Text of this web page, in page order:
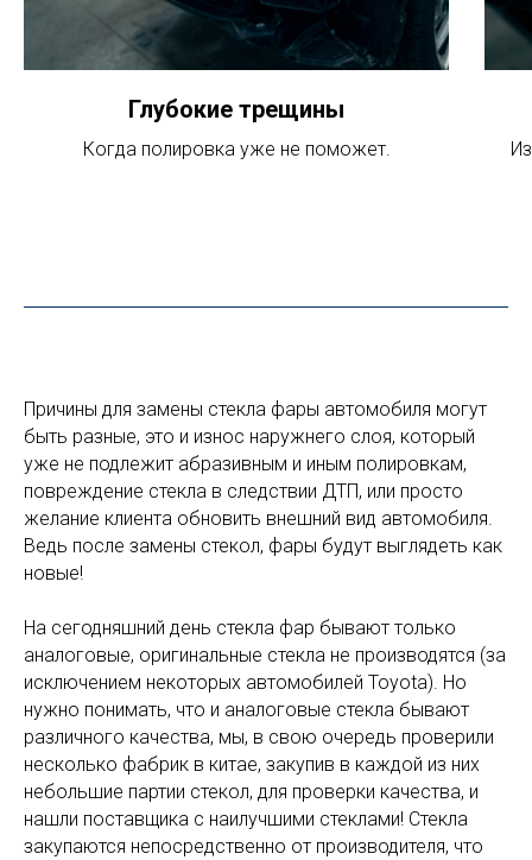
Глубокие трещины
Когда полировка уже не поможет.
Причины для замены стекла фары автомобиля могут
быть разные, это и износ наружнего слоя, который
уже не подлежит абразивным и иным полировкам,
повреждение стекла в следствии ДТП, или просто
желание клиента обновить внешний вид автомобиля.
Ведь после замены стекол, фары будут выглядеть как
новые!
На сегодняшний день стекла фар бывают только
аналоговые, оригинальные стекла не производятся (за
исключением некоторых автомобилей Toyota). Но
нужно понимать, что и аналоговые стекла бывают
различного качества, мы, в свою очередь проверили
несколько фабрик в китае, закупив в каждой из них
небольшие партии стекол, для проверки качества, и
нашли поставщика с наилучшими стеклами! Стекла
закупаются непосредственно от производителя, что